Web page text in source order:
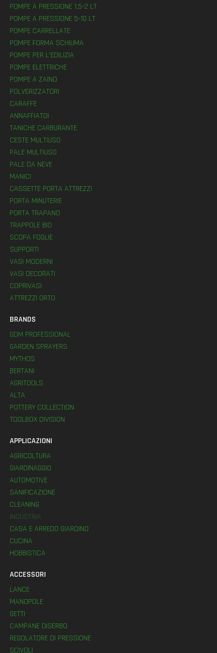
POMPE A PRESSIONE 1,5-2 LT
POMPE A PRESSIONE 5-10 LT
POMPE CARRELLATE
POMPE FORMA SCHIUMA
POMPE PER L’EDILIZIA
POMPE ELETTRICHE
POMPE A ZAINO
POLVERIZZATORI
CARAFFE
ANNAFFIATOI
TANICHE CARBURANTE
CESTE MULTIUSO
PALE MULTIUSO
PALE DA NEVE
MANICI
CASSETTE PORTA ATTREZZI
PORTA MINUTERIE
PORTA TRAPANO
TRAPPOLE BIO
SCOPA FOGLIE
SUPPORTI
VASI MODERNI
VASI DECORATI
COPRIVASI
ATTREZZI ORTO
BRANDS
GDM PROFESSIONAL
GARDEN SPRAYERS
MYTHOS
BERTANI
AGRITOOLS
ALTA
POTTERY COLLECTION
TOOLBOX DIVISION
APPLICAZIONI
AGRICOLTURA
GIARDINAGGIO
AUTOMOTIVE
SANIFICAZIONE
CLEANING
INDUSTRIA
CASA E ARREDO GIARDINO
CUCINA
HOBBISTICA
ACCESSORI
LANCE
MANOPOLE
GETTI
CAMPANE DISERBO
REGOLATORE DI PRESSIONE
SCIVOLI